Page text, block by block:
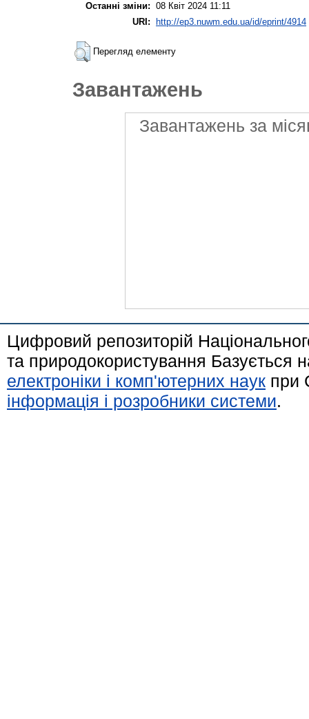
Останні зміни: 08 Квіт 2024 11:11
URI:
http://ep3.nuwm.edu.ua/id/eprint/4914
Перегляд елементу
Завантажень
Завантажень за
Цифровий репозиторій
та природокористування Базується
електроніки і комп'ютерних наук при
інформація і розробники системи.